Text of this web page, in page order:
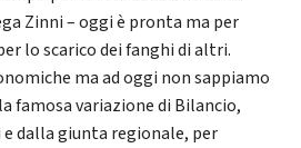
Zinni – oggi è pronta ma per
lo scarico dei fanghi di altri.
ma ad oggi non sappiamo
famosa variazione di Bilancio,
dalla giunta regionale, per